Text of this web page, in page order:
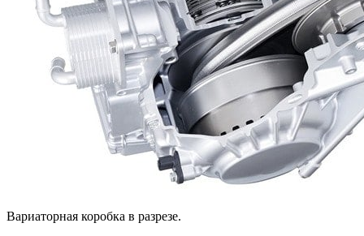
Вариаторная коробка в разрезе.